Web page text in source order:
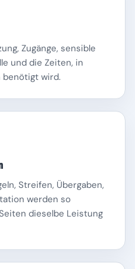
Thüringen
Zugänge, sensible
und die Zeiten, in
wird.
Streifen, Übergaben,
werden so
dieselbe Leistung